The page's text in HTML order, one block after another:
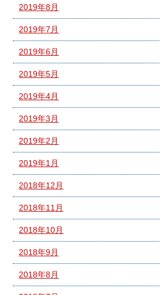
2019年8月
2019年7月
2019年6月
2019年5月
2019年4月
2019年3月
2019年2月
2019年1月
2018年12月
2018年11月
2018年10月
2018年9月
2018年8月